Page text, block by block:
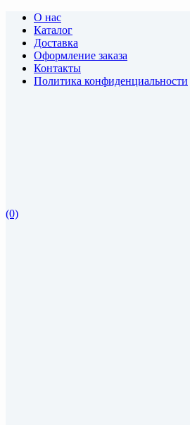
О нас
Каталог
Доставка
Оформление заказа
Контакты
Политика конфиденциальности
(0)